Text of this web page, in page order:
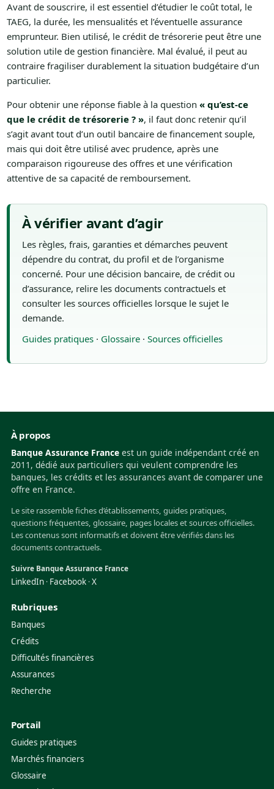
Avant de souscrire, il est essentiel d’étudier le coût total, le
TAEG, la durée, les mensualités et l’éventuelle assurance
emprunteur. Bien utilisé, le crédit de trésorerie peut être une
solution utile de gestion financière. Mal évalué, il peut au
contraire fragiliser durablement la situation budgétaire d’un
particulier.
Pour obtenir une réponse fiable à la question « qu’est-ce
que le crédit de trésorerie ? », il faut donc retenir qu’il
s’agit avant tout d’un outil bancaire de financement souple,
mais qui doit être utilisé avec prudence, après une
comparaison rigoureuse des offres et une vérification
attentive de sa capacité de remboursement.
À vérifier avant d’agir
Les règles, frais, garanties et démarches peuvent
dépendre du contrat, du profil et de l’organisme
concerné. Pour une décision bancaire, de crédit ou
d’assurance, relire les documents contractuels et
consulter les sources officielles lorsque le sujet le
demande.
Guides pratiques· Glossaire· Sources officielles
À propos
Banque Assurance France est un guide indépendant créé en
2011, dédié aux particuliers qui veulent comprendre les
banques, les crédits et les assurances avant de comparer une
offre en France.
Le site rassemble fiches d’établissements, guides pratiques,
questions fréquentes, glossaire, pages locales et sources officielles.
Les contenus sont informatifs et doivent être vérifiés dans les
documents contractuels.
Suivre Banque Assurance France
LinkedIn · Facebook ·X
Rubriques
Banques
Crédits
Difficultés financières
Assurances
Recherche
Portail
Guides pratiques
Marchés financiers
Glossaire